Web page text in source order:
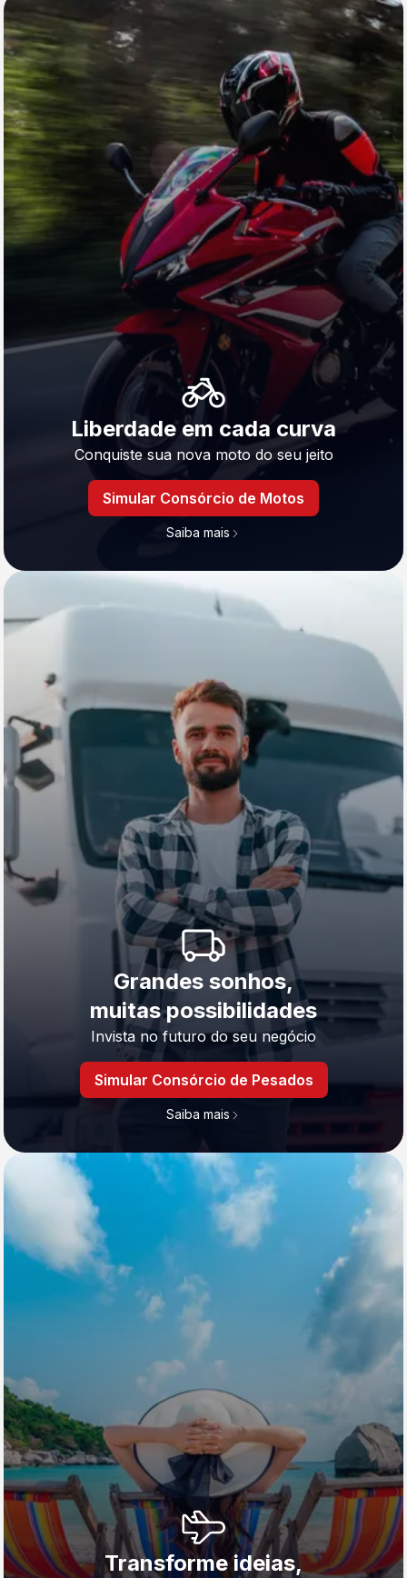
Liberdade em cada curva
Conquiste sua nova moto do seu jeito
Simular Consórcio de Motos
Saiba mais
Grandes sonhos,
muitas possibilidades
Invista no futuro do seu negócio
Simular Consórcio de Pesados
Saiba mais
Transforme ideias,